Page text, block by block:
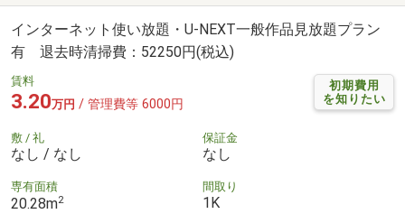
インターネット使い放題・U-NEXT一般作品見放題プラン
有 退去時清掃費：52250円(税込)
初期費用
を知りたい
賃料
3.20万円 / 管理費等 6000円
敷 / 礼
なし / なし
保証金
なし
専有面積
20.28m2
間取り
1K